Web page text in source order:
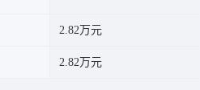
2.82万元
2.82万元